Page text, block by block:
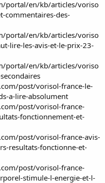
portal/en/kb/articles/voriso
commentaires-des-
portal/en/kb/articles/voriso
lire-les-avis-et-le-prix-23-
portal/en/kb/articles/voriso
post/vorisol-france-le-
a-lire-absolument
post/vorisol-france-
fonctionnement-et-
post/vorisol-france-avis-
resultats-fonctionne-et-
post/vorisol-france-
stimule-l-energie-et-l-